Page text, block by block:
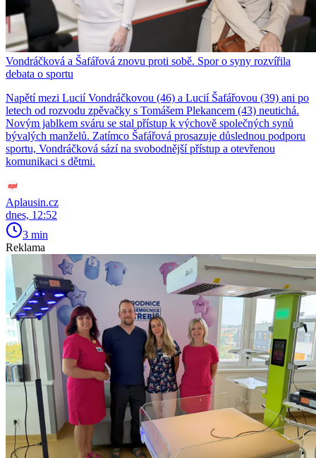
Vondráčková a Šafářová znovu proti sobě. Spor o syny rozvířila
debata o sportu
Napětí mezi Lucií Vondráčkovou (46) a Lucií Šafářovou (39) ani po
letech od rozvodu zpěvačky s Tomášem Plekancem (43) neutichá.
Novým jablkem sváru se stal přístup k výchově společných synů
bývalých manželů. Zatímco Šafářová prosazuje důslednou podporu
sportu, Vondráčková sází na svobodnější přístup a otevřenou
komunikaci s dětmi.
Aplausin.cz
dnes, 12:52
3 min
Reklama